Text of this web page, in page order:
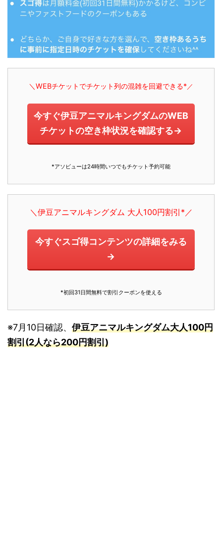
＼WEBチケットでチケット列の混雑を回避できる*／
今すぐ伊豆アニマルキングダムのWEB
チケットの空き枠状況を確認する→
*アソビューは24時間いつでもチケット予約可能
＼伊豆アニマルキングダム 大人100円割引*／
今すぐスゴ得コンテンツの詳細をみる
→
*初回31日間無料で割引クーポンを使える
※7月10日確認、 伊豆アニマルキングダム大人100円
割引(2人なら200円割引)